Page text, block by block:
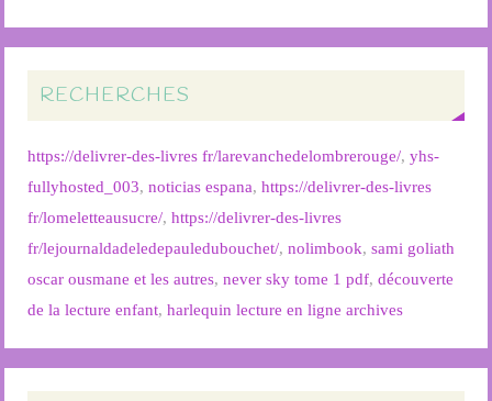
RECHERCHES
https://delivrer-des-livres fr/larevanchedelombrerouge/,yhs-
fullyhosted_003,noticias espana,https://delivrer-des-livres
fr/lomeletteausucre/,https://delivrer-des-livres
fr/lejournaldadeledepauledubouchet/,nolimbook,sami goliath
oscar ousmane et les autres,never sky tome 1 pdf,découverte
de la lecture enfant,harlequin lecture en ligne archives